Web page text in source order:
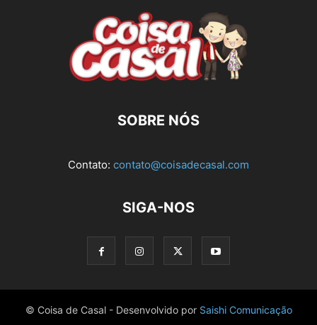
SOBRE NÓS
Contato: contato@coisadecasal.com
SIGA-NOS
© Coisa de Casal - Desenvolvido por Saishi Comunicação